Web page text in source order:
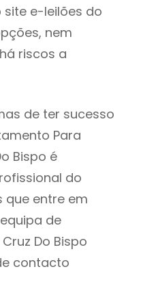
site e-leilões do
nem
riscos a
de ter sucesso
Para
Bispo é
do
que entre em
de
Do Bispo
contacto